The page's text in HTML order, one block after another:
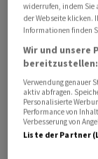
mit einem
dürfte trotz
Steuer auf die
zudem in der
Konzern ist
Baugeschäft
(AWP)
widerrufen, indem Sie
der Webseite klicken.
Informationen finden
Wir und unsere
bereitzustellen:
Verwendung genauer
aktiv abfragen.
Personalisierte
Performance von
Verbesserung von
Liste der Partner